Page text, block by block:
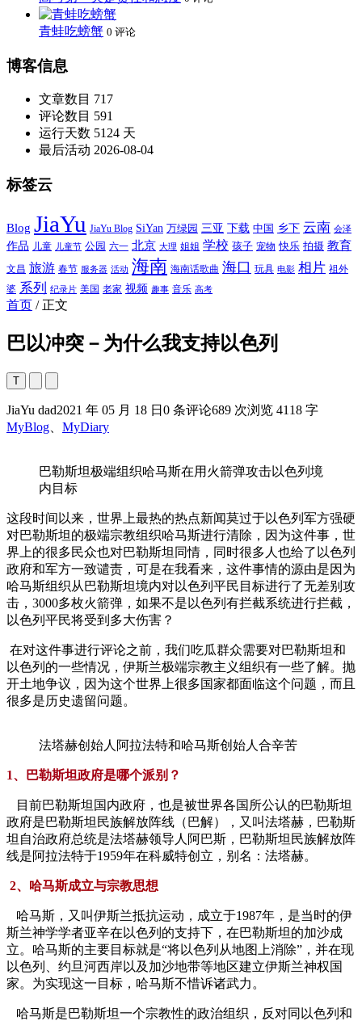
青蛙吃螃蟹 0 评论
博客信息
文章数目 717
评论数目 591
运行天数 5124 天
最后活动 2026-08-04
标签云
Blog JiaYu JiaYu Blog SiYan 万绿园 三亚 下载 中国 乡下 云南 会泽
作品 儿童 儿童节 公园 六一 北京 大理 姐姐 学校 孩子 宠物 快乐 拍摄 教育
文昌 旅游 春节 服务器 活动 海南 海南话歌曲 海口 玩具 电影 相片 祖外
婆 系列 纪录片 美国 老家 视频 趣事 音乐 高考
首页 / 正文
巴以冲突－为什么我支持以色列
T
JiaYu dad2021 年 05 月 18 日 0 条评论689 次浏览 4118 字
MyBlog
MyDiary
巴勒斯坦极端组织哈马斯在用火箭弹攻击以色列境
内目标
这段时间以来，世界上最热的热点新闻莫过于以色列军方强硬
对巴勒斯坦的极端宗教组织哈马斯进行清除，因为这件事，世
界上的很多民众也对巴勒斯坦同情，同时很多人也给了以色列
政府和军方一致谴责，可是在我看来，这件事情的源由是因为
哈马斯组织从巴勒斯坦境内对以色列平民目标进行了无差别攻
击，3000多枚火箭弹，如果不是以色列有拦截系统进行拦截，
以色列平民将受到多大伤害？
在对这件事进行评论之前，我们吃瓜群众需要对巴勒斯坦和
以色列的一些情况，伊斯兰极端宗教主义组织有一些了解。抛
开土地争议，因为这个世界上很多国家都面临这个问题，而且
很多是历史遗留问题。
法塔赫创始人阿拉法特和哈马斯创始人合辛苦
1、巴勒斯坦政府是哪个派别？
目前巴勒斯坦国内政府，也是被世界各国所公认的巴勒斯坦
政府是巴勒斯坦民族解放阵线（巴解），又叫法塔赫，巴勒斯
坦自治政府总统是法塔赫领导人阿巴斯，巴勒斯坦民族解放阵
线是阿拉法特于1959年在科威特创立，别名：法塔赫。
2、哈马斯成立与宗教思想
哈马斯，又叫伊斯兰抵抗运动，成立于1987年，是当时的伊
斯兰神学学者亚辛在以色列的支持下，在巴勒斯坦的加沙成
立。哈马斯的主要目标就是“将以色列从地图上消除”，并在现
以色列、约旦河西岸以及加沙地带等地区建立伊斯兰神权国
家。为实现这一目标，哈马斯不惜诉诸武力。
哈马斯是巴勒斯坦一个宗教性的政治组织，反对同以色列和